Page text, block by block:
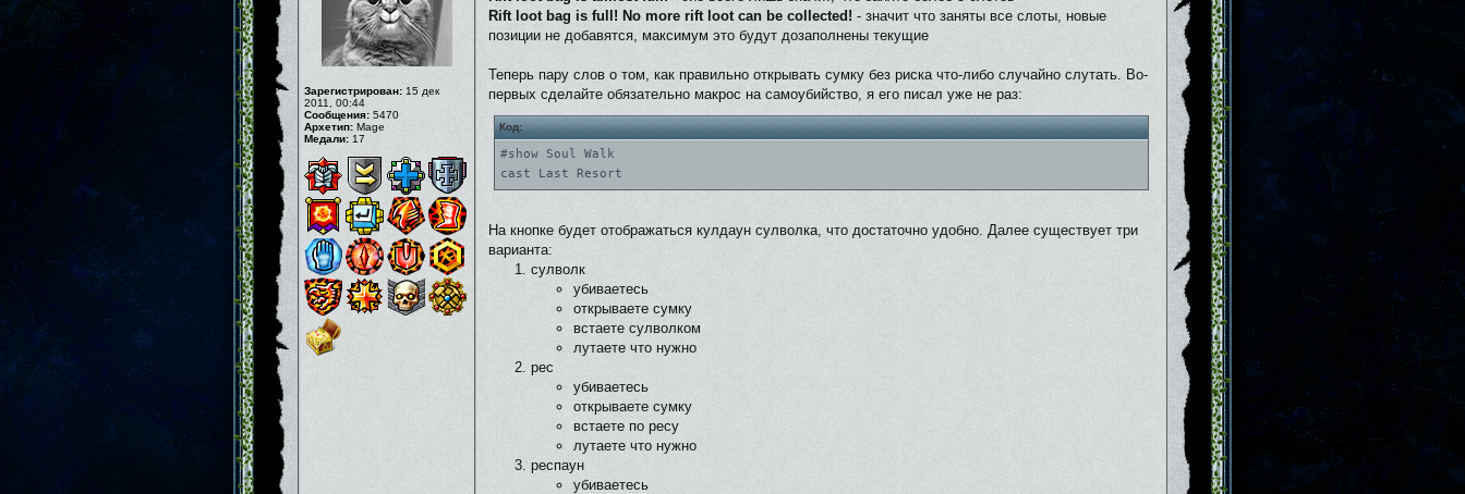
Зарегистрирован: 15 дек
2011, 00:44
Сообщения: 5470
Архетип: Mage
Медали: 17
Rift loot bag is full! No more rift loot can be collected! - значит что заняты все слоты, новые
позиции не добавятся, максимум это будут дозаполнены текущие
Теперь пару слов о том, как правильно открывать сумку без риска что-либо случайно слутать. Во-
первых сделайте обязательно макрос на самоубийство, я его писал уже не раз:
Код:
#show Soul Walk
cast Last Resort
На кнопке будет отображаться кулдаун сулволка, что достаточно удобно. Далее существует три
варианта:
сулволк
убиваетесь
открываете сумку
встаете сулволком
лутаете что нужно
рес
убиваетесь
открываете сумку
встаете по ресу
лутаете что нужно
респаун
убиваетесь